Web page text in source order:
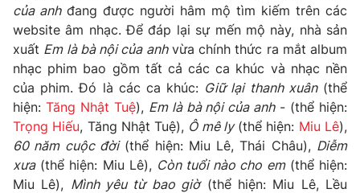
Photo Infographic
Video Shorts video
VTV Money VTV Thể thao
VTV Sức khoẻ Bất động sản
của anhđang được người hâm mộ tìm kiếm trên các
website âm nhạc. Để đáp lại sự mến mộ này, nhà sản
xuất Em là bà nội của anhvừa chính thức ra mắt album
nhạc phim bao gồm tất cả các ca khúc và nhạc nền
của phim. Đó là các ca khúc: Giữ lại thanh xuân(thể
hiện: Tăng Nhật Tuệ), Em là bà nội của anh- (thể hiện:
Trọng Hiếu, Tăng Nhật Tuệ), Ô mê ly(thể hiện: Miu Lê),
60 năm cuộc đời(thể hiện: Miu Lê, Thái Châu), Diễm
xưa(thể hiện: Miu Lê), Còn tuổi nào cho em(thể hiện:
Miu Lê), Mình yêu từ bao giờ(thể hiện: Miu Lê,Lều